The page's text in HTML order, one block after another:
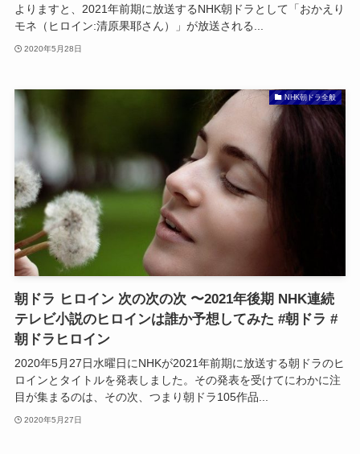
よりますと、2021年前期に放送するNHK朝ドラとして「おかえり
モネ（ヒロイン:清原果耶さん）」が放送される...
2020年5月28日
NHK朝ドラ全般
朝ドラ ヒロイン 次の次の次 〜2021年後期 NHK連続
テレビ小説のヒロインは誰か予想してみた #朝ドラ #
朝ドラヒロイン
2020年5月27日水曜日にNHKが2021年前期に放送する朝ドラのヒ
ロインとタイトルを発表しました。その発表を受けてにわかに注
目が集まるのは、その次、つまり朝ドラ105作品...
2020年5月27日